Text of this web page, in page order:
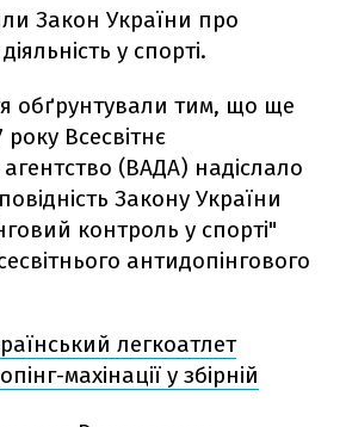
Закон України про
у спорті.
обґрунтували тим, що ще
Всесвітнє
(ВАДА) надіслало
Закону України
контроль у спорті"
антидопінгового
легкоатлет
махінації у збірній